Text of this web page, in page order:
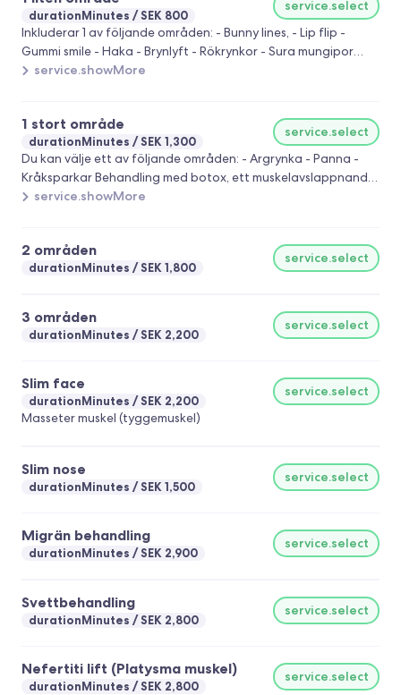
durationMinutes SEK 800
service.select
Inkluderar 1 av följande områden: - Bunny lines, - Lip flip -
Gummi smile - Haka - Brynlyft - Rökrynkor - Sura mungipor
Behandling med botox, ett muskelavslappnande läkemedel
3 och 6 månader. Ett kostnadsfritt återbesök-påfyllning efter
14 dagar ingår i priset.
service.showMore
1 stort område
durationMinutes SEK 1,300
service.select
Du kan välje ett av följande områden: - Argrynka - Panna -
Kråksparkar Behandling med botox, ett muskelavslappnande
läkemedel som reducerar och förebygger rynkor. Effekten
återbesök-påfyllning efter 14 dagar ingår i priset.
service.showMore
2 områden
durationMinutes SEK 1,800
service.select
3 områden
durationMinutes SEK 2,200
service.select
Slim face
durationMinutes SEK 2,200
service.select
Masseter muskel (tyggemuskel)
Slim nose
durationMinutes SEK 1,500
service.select
Migrän behandling
durationMinutes SEK 2,900
service.select
Svettbehandling
durationMinutes SEK 2,800
service.select
Nefertiti lift (Platysma muskel)
durationMinutes SEK 2,800
service.select